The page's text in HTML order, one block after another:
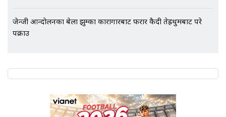
जेन्जी आन्दोलनका बेला झुम्का कारागारबाट फरार कैदी तेह्रथुमबाट परे
पक्राउ